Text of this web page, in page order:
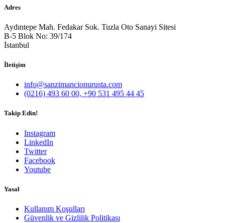
Adres
Aydıntepe Mah. Fedakar Sok. Tuzla Oto Sanayi Sitesi
B-5 Blok No: 39/174
İstanbul
İletişim
info@sanzimancionurusta.com
(0216) 493 60 00, +90 531 495 44 45
Takip Edin!
Instagram
LinkedIn
Twitter
Facebook
Youtube
Yasal
Kullanım Koşulları
Güvenlik ve Gizlilik Politikası